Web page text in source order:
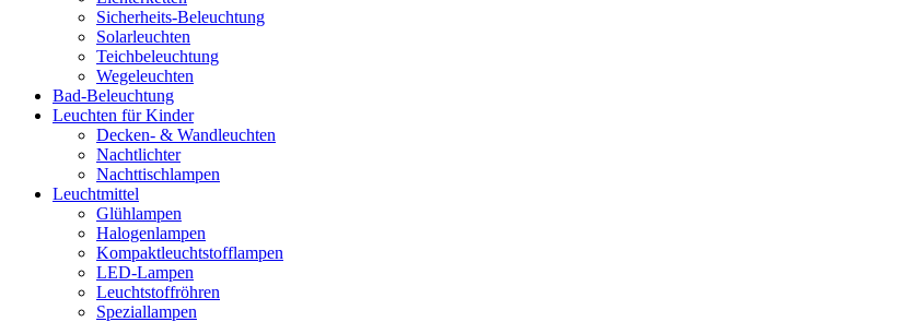
Sicherheits-Beleuchtung
Solarleuchten
Teichbeleuchtung
Wegeleuchten
Bad-Beleuchtung
Leuchten für Kinder
Decken- & Wandleuchten
Nachtlichter
Nachttischlampen
Leuchtmittel
Glühlampen
Halogenlampen
Kompaktleuchtstofflampen
LED-Lampen
Leuchtstoffröhren
Speziallampen